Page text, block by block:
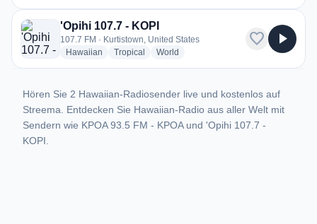
'Opihi 107.7 - KOPI
107.7 FM · Kurtistown, United States
Hawaiian radio stations
Tropical radio stations
World
favorite play_arrow
Hören Sie 2 Hawaiian-Radiosender live und kostenlos auf
Streema. Entdecken Sie Hawaiian-Radio aus aller Welt mit
Sendern wie KPOA 93.5 FM - KPOA und 'Opihi 107.7 -
KOPI.